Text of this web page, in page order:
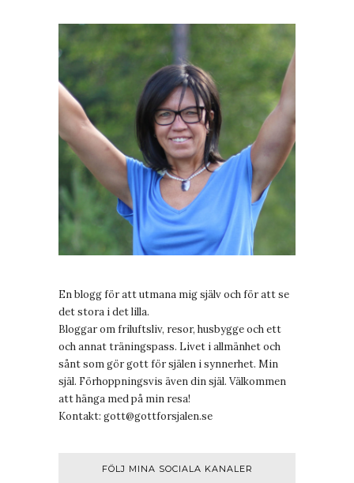
En blogg för att utmana mig själv och för att se
det stora i det lilla.
Bloggar om friluftsliv, resor, husbygge och ett
och annat träningspass. Livet i allmänhet och
sånt som gör gott för själen i synnerhet. Min
själ. Förhoppningsvis även din själ. Välkommen
att hänga med på min resa!
Kontakt: gott@gottforsjalen.se
FÖLJ MINA SOCIALA KANALER